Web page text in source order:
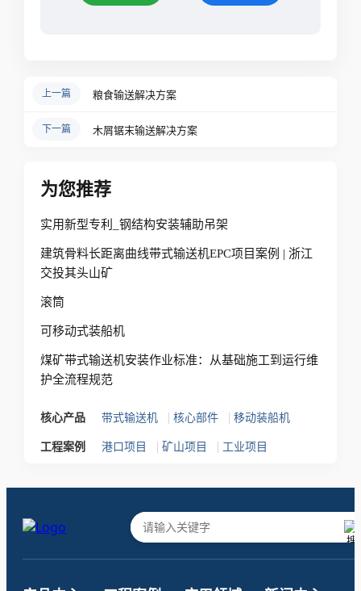
上一篇 粮食输送解决方案
下一篇 木屑锯末输送解决方案
为您推荐
实用新型专利_钢结构安装辅助吊架
建筑骨料长距离曲线带式输送机EPC项目案例 | 浙江
交投其头山矿
滚筒
可移动式装船机
煤矿带式输送机安装作业标准：从基础施工到运行维
护全流程规范
核心产品 带式输送机 | 核心部件 | 移动装船机
工程案例 港口项目 | 矿山项目 | 工业项目